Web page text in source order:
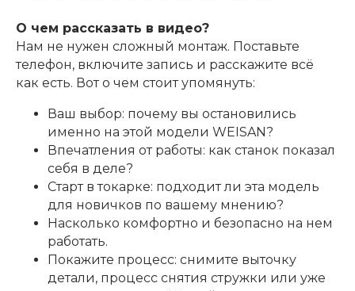
О чем рассказать в видео?
Нам не нужен сложный монтаж. Поставьте
телефон, включите запись и расскажите всё
как есть. Вот о чем стоит упомянуть:
Ваш выбор: почему вы остановились
именно на этой модели WEISAN?
Впечатления от работы: как станок показал
себя в деле?
Старт в токарке: подходит ли эта модель
для новичков по вашему мнению?
Насколько комфортно и безопасно на нем
работать.
Покажите процесс: снимите выточку
детали, процесс снятия стружки или уже